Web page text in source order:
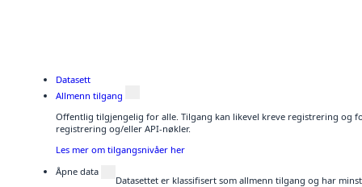
Datasett
Allmenn tilgang
Offentlig tilgjengelig for alle. Tilgang kan likevel kreve registrering og
registrering og/eller API-nøkler.
Les mer om tilgangsnivåer her
Åpne data
Datasettet er klassifisert som allmenn tilgang og har